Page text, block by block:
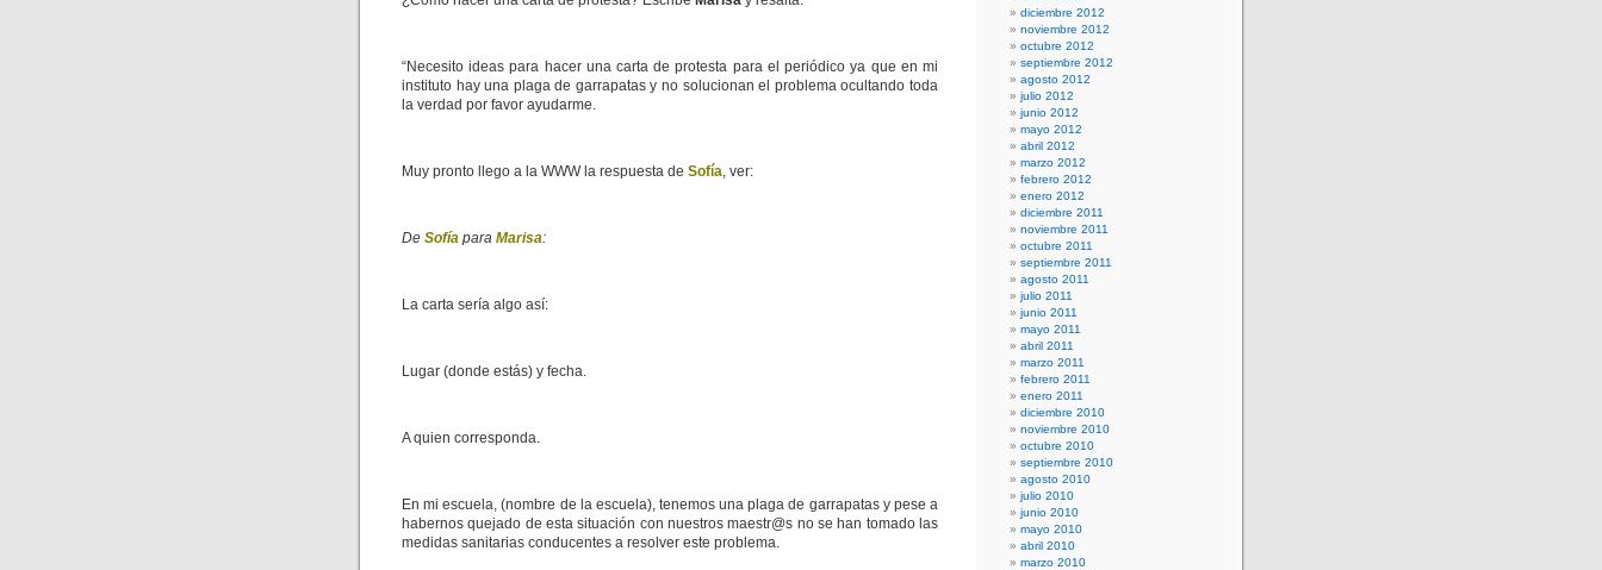
“Necesito ideas para hacer una carta de protesta para el periódico ya que en mi
instituto hay una plaga de garrapatas y no solucionan el problema ocultando toda
la verdad por favor ayudarme.
Muy pronto llego a la WWW la respuesta de Sofía, ver:
De Sofía para Marisa:
La carta sería algo así:
Lugar (donde estás) y fecha.
A quien corresponda.
En mi escuela, (nombre de la escuela), tenemos una plaga de garrapatas y pese a
habernos quejado de esta situación con nuestros maestr@s no se han tomado las
medidas sanitarias conducentes a resolver este problema.
diciembre 2012
noviembre 2012
octubre 2012
septiembre 2012
agosto 2012
julio 2012
junio 2012
mayo 2012
abril 2012
marzo 2012
febrero 2012
enero 2012
diciembre 2011
noviembre 2011
octubre 2011
septiembre 2011
agosto 2011
julio 2011
junio 2011
mayo 2011
abril 2011
marzo 2011
febrero 2011
enero 2011
diciembre 2010
noviembre 2010
octubre 2010
septiembre 2010
agosto 2010
julio 2010
junio 2010
mayo 2010
abril 2010
marzo 2010